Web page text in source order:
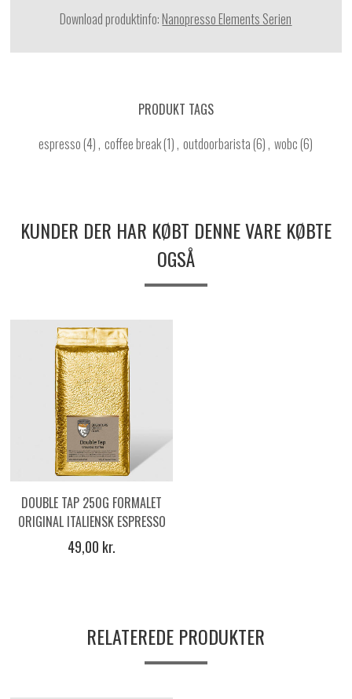
Download produktinfo:Nanopresso Elements Serien
PRODUKT TAGS
espresso(4), coffee break(1), outdoorbarista(6), wobc(6)
KUNDER DER HAR KØBT DENNE VARE KØBTE
OGSÅ
DOUBLE TAP 250G FORMALET
ORIGINAL ITALIENSK ESPRESSO
KAFFE.
49,00 kr.
RELATEREDE PRODUKTER